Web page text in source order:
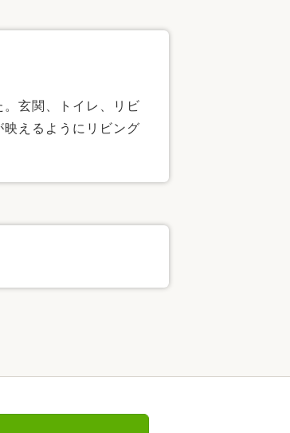
玄関、トイレ、リビ
えるようにリビング